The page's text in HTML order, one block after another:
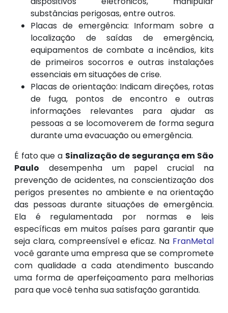
substâncias perigosas, entre outros.
Placas de emergência: Informam sobre a
localização de saídas de emergência,
equipamentos de combate a incêndios, kits
de primeiros socorros e outras instalações
essenciais em situações de crise.
Placas de orientação: Indicam direções, rotas
de fuga, pontos de encontro e outras
informações relevantes para ajudar as
pessoas a se locomoverem de forma segura
durante uma evacuação ou emergência.
É fato que a Sinalização de segurança em São
Paulo desempenha um papel crucial na
prevenção de acidentes, na conscientização dos
perigos presentes no ambiente e na orientação
das pessoas durante situações de emergência.
Ela é regulamentada por normas e leis
específicas em muitos países para garantir que
seja clara, compreensível e eficaz. Na FranMetal
você garante uma empresa que se compromete
com qualidade a cada atendimento buscando
uma forma de aperfeiçoamento para melhorias
para que você tenha sua satisfação garantida.